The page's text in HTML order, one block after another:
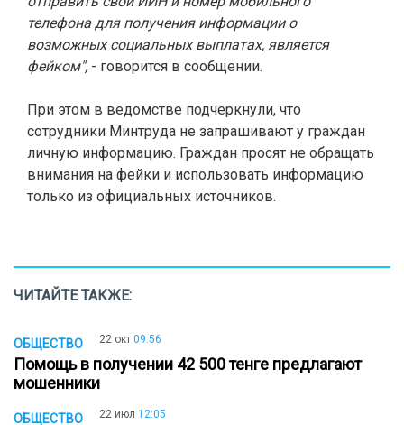
телефона для получения информации о
возможных социальных выплатах, является
фейком", - говорится в сообщении.
При этом в ведомстве подчеркнули, что
сотрудники Минтруда не запрашивают у граждан
личную информацию. Граждан просят не обращать
внимания на фейки и использовать информацию
только из официальных источников.
ЧИТАЙТЕ ТАКЖЕ:
ОБЩЕСТВО 22 окт 09:56
Помощь в получении 42 500 тенге предлагают
мошенники
ОБЩЕСТВО 22 июл 12:05